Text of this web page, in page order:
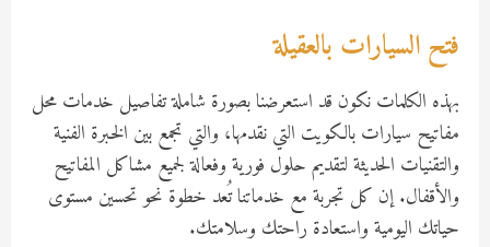
فتح السيارات بالعقيلة
بهذه الكلمات نكون قد استعرضنا بصورة شاملة تفاصيل خدمات محل
مفاتيح سيارات بالكويت التي نقدمها، والتي تجمع بين الخبرة الفنية
والتقنيات الحديثة لتقديم حلول فورية وفعالة لجميع مشاكل المفاتيح
والأقفال. إن كل تجربة مع خدماتنا تُعد خطوة نحو تحسين مستوى
حياتك اليومية واستعادة راحتك وسلامتك.